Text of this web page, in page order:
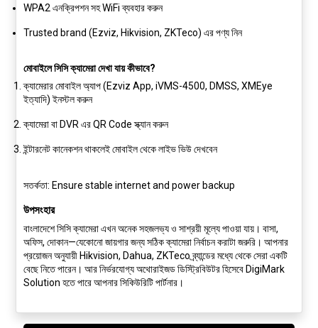
WPA2 এনক্রিপশন সহ WiFi ব্যবহার করুন
Trusted brand (Ezviz, Hikvision, ZKTeco) এর পণ্য নিন
মোবাইলে সিসি ক্যামেরা দেখা যায় কীভাবে?
ক্যামেরার মোবাইল অ্যাপ (Ezviz App, iVMS-4500, DMSS, XMEye
ইত্যাদি) ইনস্টল করুন
ক্যামেরা বা DVR এর QR Code স্ক্যান করুন
ইন্টারনেট কানেকশন থাকলেই মোবাইল থেকে লাইভ ভিউ দেখবেন
সতর্কতা: Ensure stable internet and power backup
উপসংহার
বাংলাদেশে সিসি ক্যামেরা এখন অনেক সহজলভ্য ও সাশ্রয়ী মূল্যে পাওয়া যায়। বাসা,
অফিস, দোকান—যেকোনো জায়গার জন্য সঠিক ক্যামেরা নির্বাচন করাটা জরুরি। আপনার
প্রয়োজন অনুযায়ী Hikvision, Dahua, ZKTecoব্র্যান্ডের মধ্যে থেকে সেরা একটি
বেছে নিতে পারেন। আর নির্ভরযোগ্য অথোরাইজড ডিস্ট্রিবিউটর হিসেবে DigiMark
Solution হতে পারে আপনার সিকিউরিটি পার্টনার।